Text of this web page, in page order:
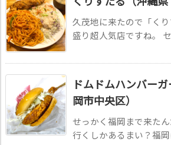
久茂地に来たので「く
盛り超人気店ですね。
ドムドムハンバー
岡市中央区）
せっかく福岡まで来た
行くしかあるまい？福